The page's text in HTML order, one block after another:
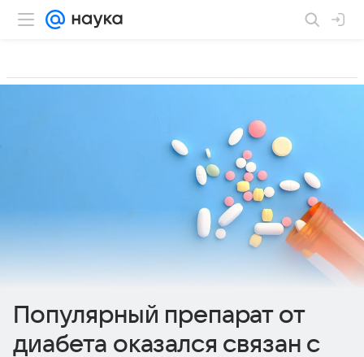
Популярный препарат от
диабета оказался связан с